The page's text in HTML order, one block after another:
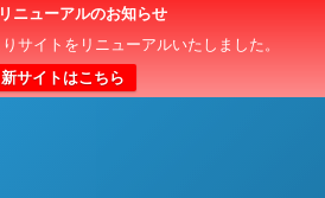
ニューアルのお知らせ
サイトをリニューアルいたしました。
新サイトはこちら
ッカー選手権（U-15）大会